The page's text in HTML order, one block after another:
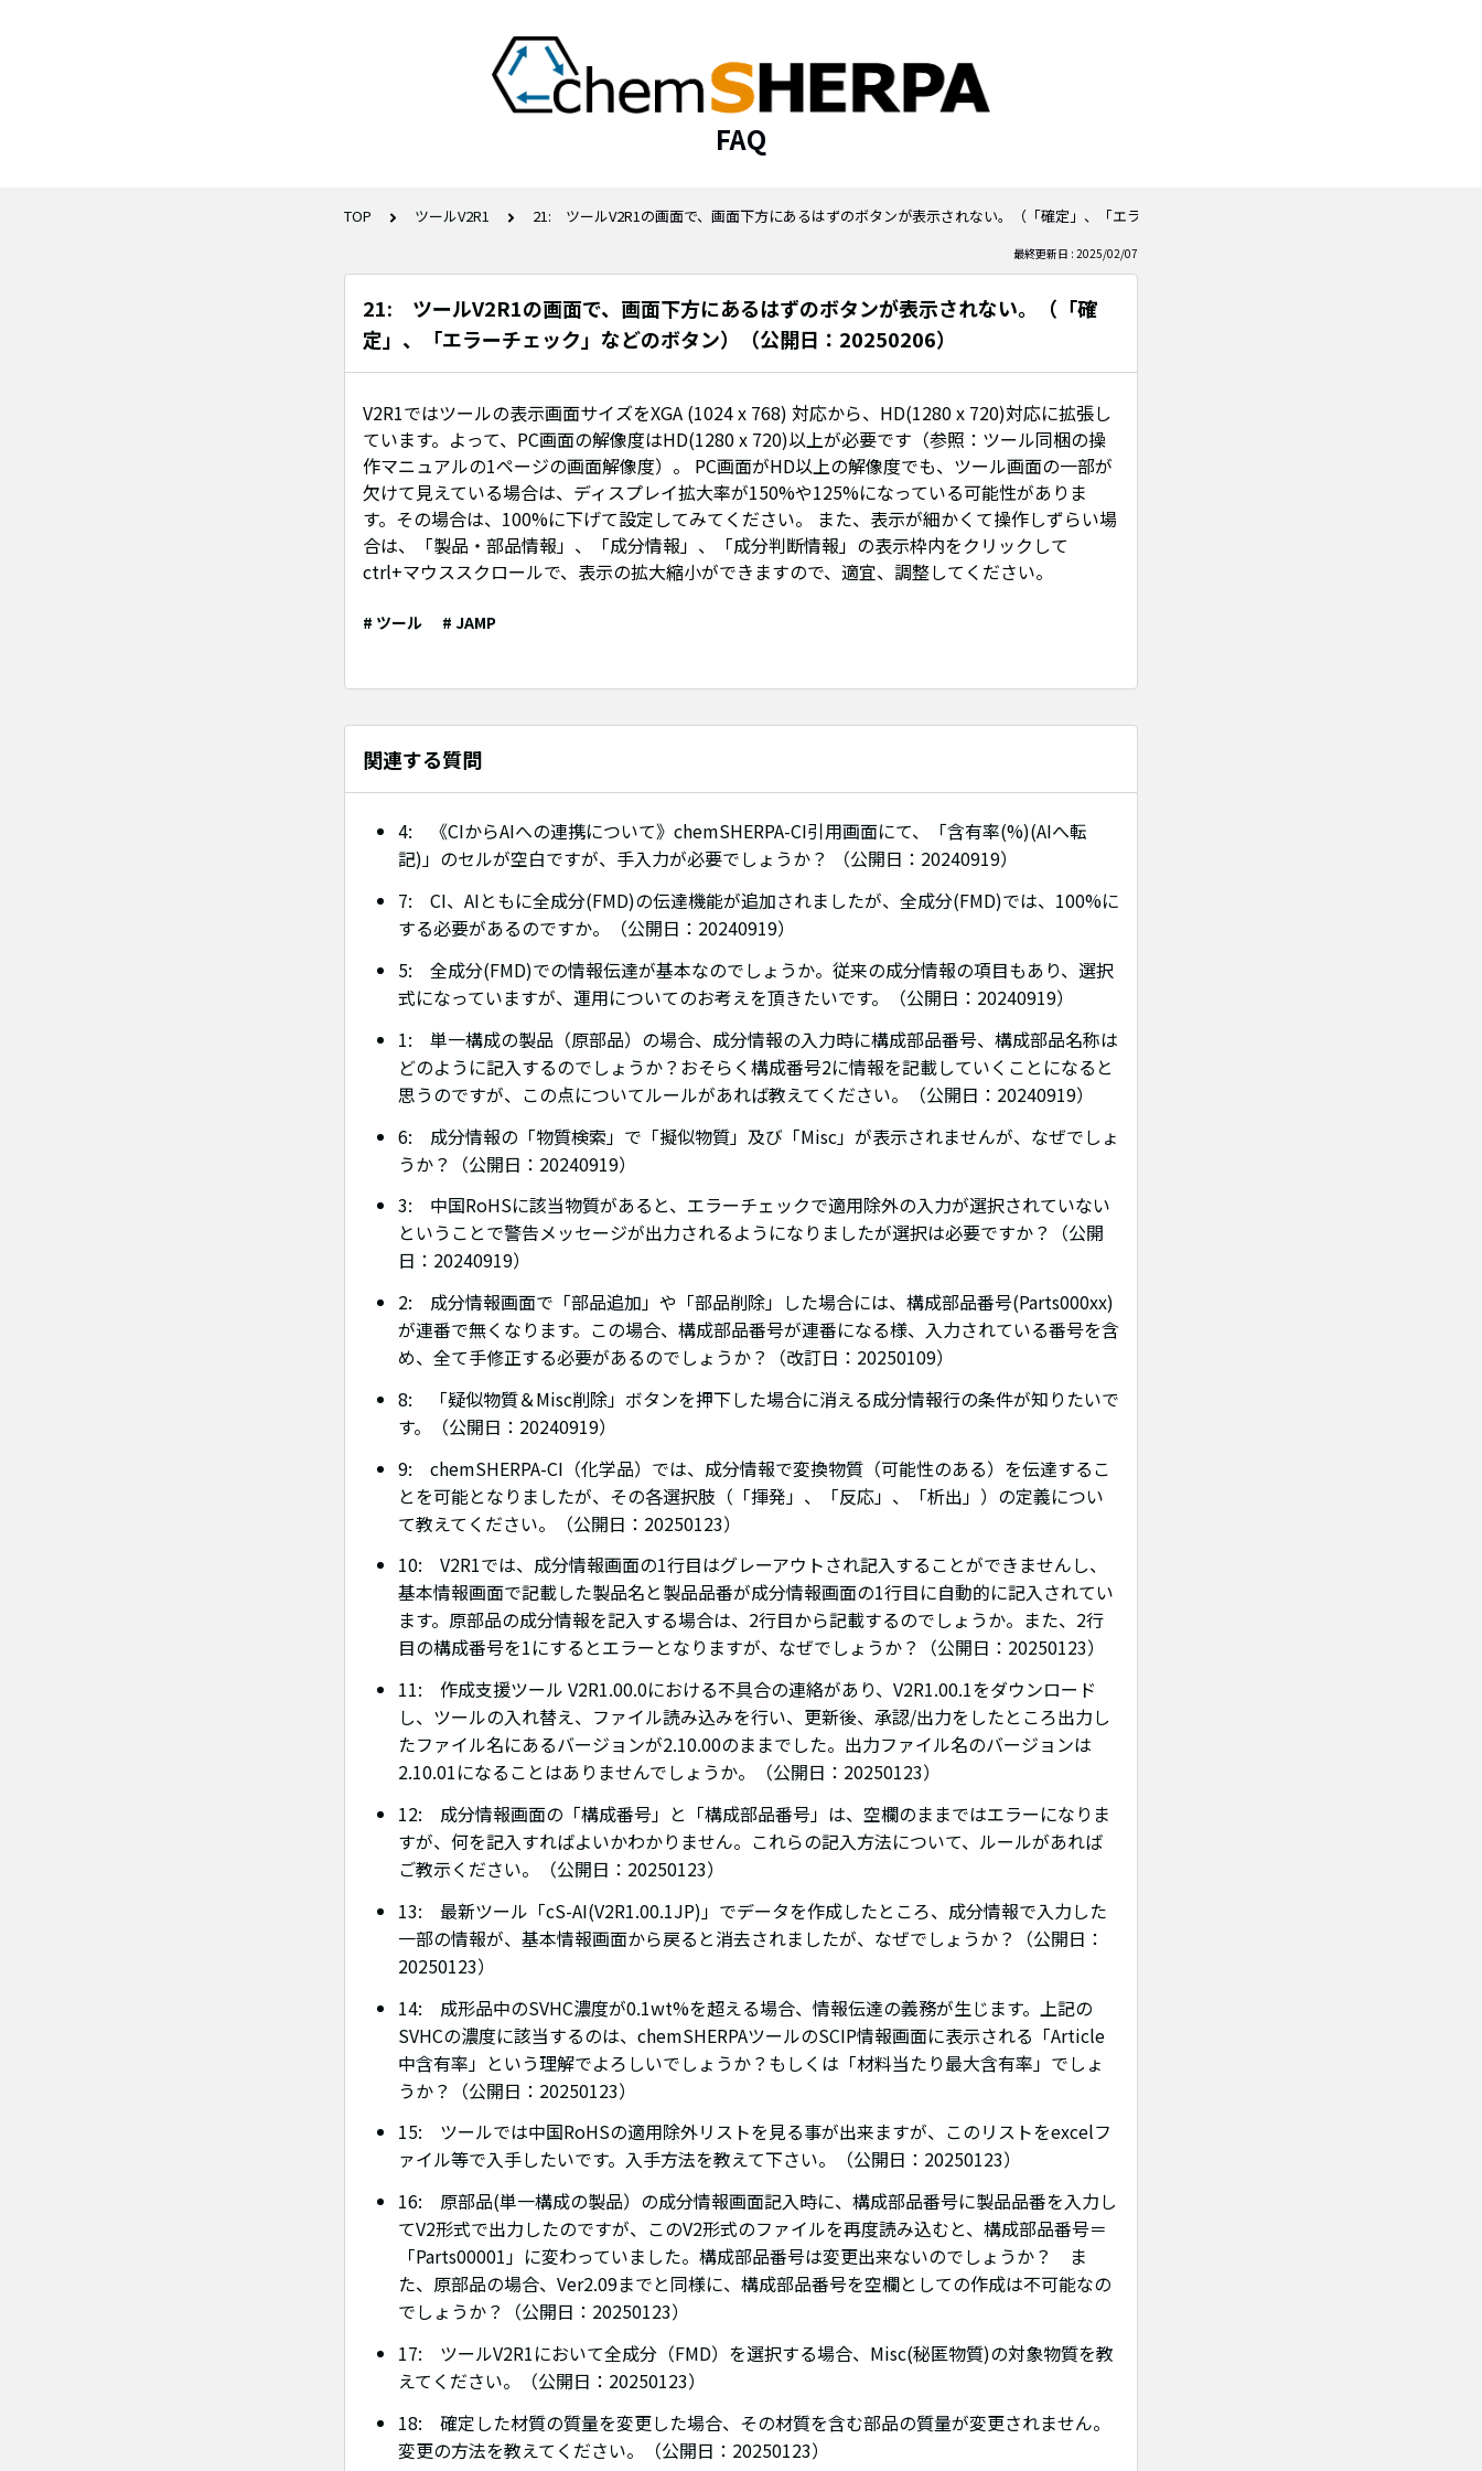
FAQ
TOP ツールV2R1 21: ツールV2R1の画面で、画面下方にあるはずのボタンが表示されない。（「確定」、「エラーチェック」などのボタン）（公開日：20250206）
最終更新日 : 2025/02/07
21: ツールV2R1の画面で、画面下方にあるはずのボタンが表示されない。（「確
定」、「エラーチェック」などのボタン）（公開日：20250206）
V2R1ではツールの表示画面サイズをXGA (1024 x 768) 対応から、HD(1280 x 720)対応に拡張し
ています。よって、PC画面の解像度はHD(1280 x 720)以上が必要です（参照：ツール同梱の操
作マニュアルの1ページの画面解像度）。 PC画面がHD以上の解像度でも、ツール画面の一部が
欠けて見えている場合は、ディスプレイ拡大率が150%や125%になっている可能性がありま
す。その場合は、100%に下げて設定してみてください。 また、表示が細かくて操作しずらい場
合は、「製品・部品情報」、「成分情報」、「成分判断情報」の表示枠内をクリックして
ctrl+マウススクロールで、表示の拡大縮小ができますので、適宜、調整してください。
# ツール # JAMP
関連する質問
4: 《CIからAIへの連携について》chemSHERPA-CI引用画面にて、「含有率(%)(AIへ転
記)」のセルが空白ですが、手入力が必要でしょうか？ （公開日：20240919）
7: CI、AIともに全成分(FMD)の伝達機能が追加されましたが、全成分(FMD)では、100%に
する必要があるのですか。（公開日：20240919）
5: 全成分(FMD)での情報伝達が基本なのでしょうか。従来の成分情報の項目もあり、選択
式になっていますが、運用についてのお考えを頂きたいです。（公開日：20240919）
1: 単一構成の製品（原部品）の場合、成分情報の入力時に構成部品番号、構成部品名称は
どのように記入するのでしょうか？おそらく構成番号2に情報を記載していくことになると
思うのですが、この点についてルールがあれば教えてください。（公開日：20240919）
6: 成分情報の「物質検索」で「擬似物質」及び「Misc」が表示されませんが、なぜでしょ
うか？（公開日：20240919）
3: 中国RoHSに該当物質があると、エラーチェックで適用除外の入力が選択されていない
ということで警告メッセージが出力されるようになりましたが選択は必要ですか？（公開
日：20240919）
2: 成分情報画面で「部品追加」や「部品削除」した場合には、構成部品番号(Parts000xx)
が連番で無くなります。この場合、構成部品番号が連番になる様、入力されている番号を含
め、全て手修正する必要があるのでしょうか？（改訂日：20250109）
8: 「疑似物質＆Misc削除」ボタンを押下した場合に消える成分情報行の条件が知りたいで
す。（公開日：20240919）
9: chemSHERPA-CI（化学品）では、成分情報で変換物質（可能性のある）を伝達するこ
とを可能となりましたが、その各選択肢（「揮発」、「反応」、「析出」）の定義につい
て教えてください。（公開日：20250123）
10: V2R1では、成分情報画面の1行目はグレーアウトされ記入することができませんし、
基本情報画面で記載した製品名と製品品番が成分情報画面の1行目に自動的に記入されてい
ます。原部品の成分情報を記入する場合は、2行目から記載するのでしょうか。また、2行
目の構成番号を1にするとエラーとなりますが、なぜでしょうか？（公開日：20250123）
11: 作成支援ツール V2R1.00.0における不具合の連絡があり、V2R1.00.1をダウンロード
し、ツールの入れ替え、ファイル読み込みを行い、更新後、承認/出力をしたところ出力し
たファイル名にあるバージョンが2.10.00のままでした。出力ファイル名のバージョンは
2.10.01になることはありませんでしょうか。（公開日：20250123）
12: 成分情報画面の「構成番号」と「構成部品番号」は、空欄のままではエラーになりま
すが、何を記入すればよいかわかりません。これらの記入方法について、ルールがあれば
ご教示ください。（公開日：20250123）
13: 最新ツール「cS-AI(V2R1.00.1JP)」でデータを作成したところ、成分情報で入力した
一部の情報が、基本情報画面から戻ると消去されましたが、なぜでしょうか？（公開日：
20250123）
14: 成形品中のSVHC濃度が0.1wt%を超える場合、情報伝達の義務が生じます。上記の
SVHCの濃度に該当するのは、chemSHERPAツールのSCIP情報画面に表示される「Article
中含有率」という理解でよろしいでしょうか？もしくは「材料当たり最大含有率」でしょ
うか？（公開日：20250123）
15: ツールでは中国RoHSの適用除外リストを見る事が出来ますが、このリストをexcelフ
ァイル等で入手したいです。入手方法を教えて下さい。（公開日：20250123）
16: 原部品(単一構成の製品）の成分情報画面記入時に、構成部品番号に製品品番を入力し
てV2形式で出力したのですが、このV2形式のファイルを再度読み込むと、構成部品番号＝
「Parts00001」に変わっていました。構成部品番号は変更出来ないのでしょうか？ ま
た、原部品の場合、Ver2.09までと同様に、構成部品番号を空欄としての作成は不可能なの
でしょうか？（公開日：20250123）
17: ツールV2R1において全成分（FMD）を選択する場合、Misc(秘匿物質)の対象物質を教
えてください。（公開日：20250123）
18: 確定した材質の質量を変更した場合、その材質を含む部品の質量が変更されません。
変更の方法を教えてください。（公開日：20250123）